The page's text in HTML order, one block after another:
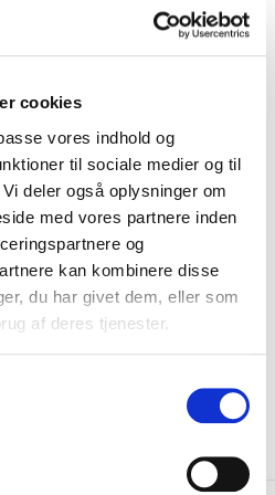
cookies
vores indhold og
til sociale medier og til
deler også oplysninger om
med vores partnere inden
og
kan kombinere disse
du har givet dem, eller som
af deres tjenester.
,JUL,KOPPER, KRUS & GAVESÆT OG
289,00